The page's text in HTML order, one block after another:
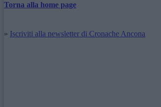
Torna alla home page
» Iscriviti alla newsletter di Cronache Ancona